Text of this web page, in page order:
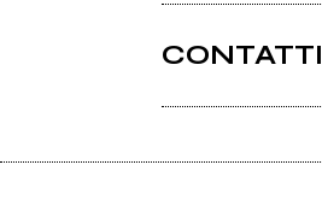
CONTATTI